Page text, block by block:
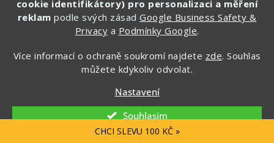
cookie identifikátory) pro personalizaci a měření
reklam podle svých zásadGoogle Business Safety &
Privacy a Podmínky Google.
Více informací o ochraně soukromí najdete zde. Souhlas
můžete kdykoliv odvolat.
Nastavení
Souhlasím
Dobrou zprávou je, že pokud víte, jak ZTL funguje, můžete se jim
snadno vyhnout.
ZTL je zkratka italského Zona a Traffico Limitato, tedy zóna s
omezeným provozem.
Najdete ji především v historických centrech měst, kde chtějí
omezit automobilovou dopravu.
Do těchto zón mohou většinou vjíždět pouze:
CHCI SLEVU 100 KČ »